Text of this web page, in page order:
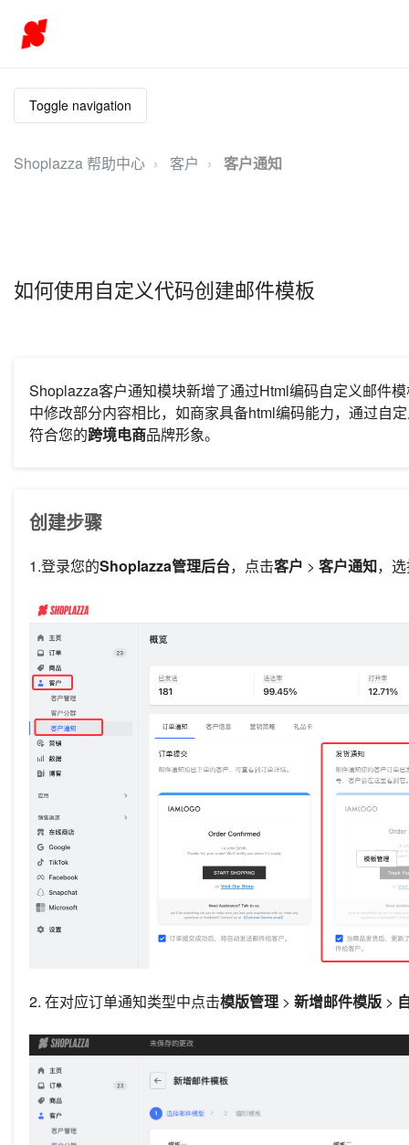
Toggle navigation
Shoplazza 帮助中心 客户 客户通知
如何使用自定义代码创建邮件模板
Shoplazza客户通知模块新增了通过Html编码自定义邮件
中修改部分内容相比，如商家具备html编码能力，通过自
符合您的跨境电商品牌形象。
创建步骤
1.登录您的Shoplazza管理后台，点击客户 > 客户通知，
2. 在对应订单通知类型中点击模版管理 > 新增邮件模版 >